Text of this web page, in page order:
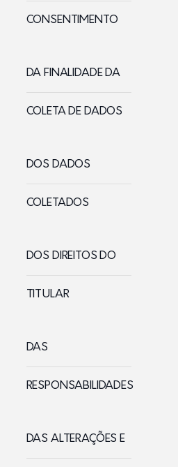
CONSENTIMENTO
DA FINALIDADE DA
COLETA DE DADOS
DOS DADOS
COLETADOS
DOS DIREITOS DO
TITULAR
DAS
RESPONSABILIDADES
DAS ALTERAÇÕES E